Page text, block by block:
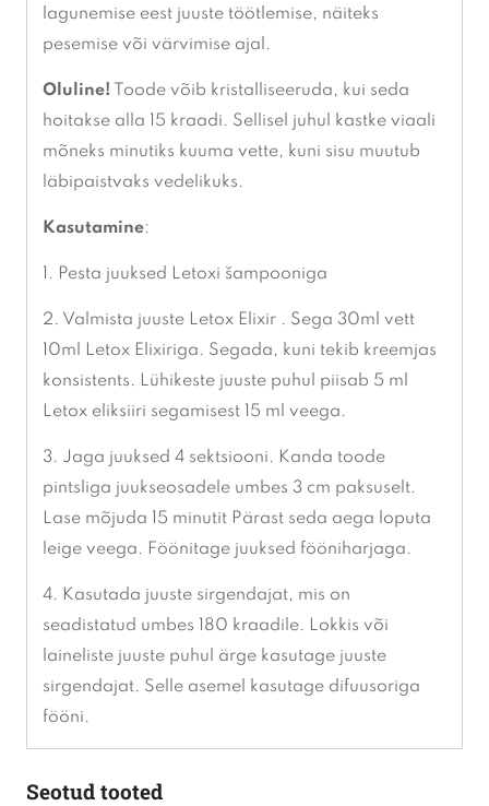
lagunemise eest juuste töötlemise, näiteks
pesemise või värvimise ajal.
Oluline! Toode võib kristalliseeruda, kui seda
hoitakse alla 15 kraadi. Sellisel juhul kastke viaali
mõneks minutiks kuuma vette, kuni sisu muutub
läbipaistvaks vedelikuks.
Kasutamine:
1. Pesta juuksed Letoxi šampooniga
2. Valmista juuste Letox Elixir . Sega 30ml vett
10ml Letox Elixiriga. Segada, kuni tekib kreemjas
konsistents. Lühikeste juuste puhul piisab 5 ml
Letox eliksiiri segamisest 15 ml veega.
3. Jaga juuksed 4 sektsiooni. Kanda toode
pintsliga juukseosadele umbes 3 cm paksuselt.
Lase mõjuda 15 minutit Pärast seda aega loputa
leige veega. Föönitage juuksed fööniharjaga.
4. Kasutada juuste sirgendajat, mis on
seadistatud umbes 180 kraadile. Lokkis või
laineliste juuste puhul ärge kasutage juuste
sirgendajat. Selle asemel kasutage difuusoriga
fööni.
Seotud tooted